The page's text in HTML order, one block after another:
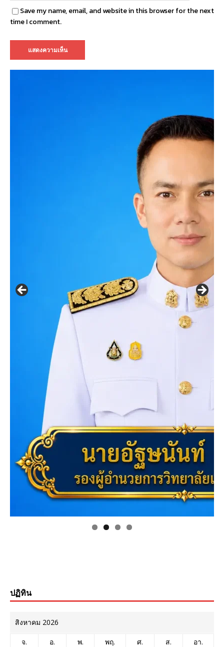
Save my name, email, and website in this browser for the next
time I comment.
ปฏิทิน
สิงหาคม 2026
จ. อ. พ. พฤ. ศ. ส.
อา.